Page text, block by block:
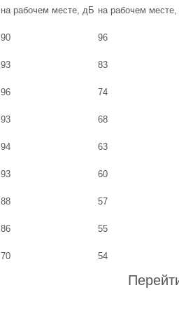
на рабочем месте, дБ на рабочем
90 96
93 83
96 74
93 68
94 63
93 60
88 57
86 55
70 54